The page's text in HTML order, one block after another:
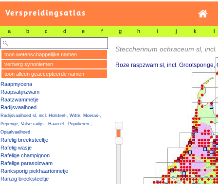
Verspreidingsatlas
a b c d e f g h i j k l
toon wetenschappelijke namen
verberg synoniemen
toon alleen geaccepteerde namen
Raapmycena
Raapsatijnzwam
Raatzwammetje
Radijsvaalhoed
Radijsvaalhoed sl, incl. Holsteel-, Witte, Moeras-,
Peperige, Valse radijs-, Haarcel-, Populieren-,
Opaalvaalhoed
Rafelig breeksteeltje
Rafelig wasje
Rafelige champignon
Rafelige parasolzwam
Ranksporig piekhaartonnetje
Ranzig breeksteeltje
Steccherinum ochraceum sl,
Roze raspzwam sl, incl. Grootsporige,